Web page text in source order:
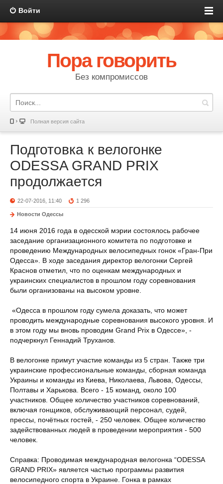
Войти
Пора говорить
Без компромиссов
Полная версия сайта
Подготовка к велогонке
ODESSA GRAND PRIX
продолжается
22-07-2016, 11:40 1 296
Новости Одессы
14 июня 2016 года в одесской мэрии состоялось рабочее
заседание организационного комитета по подготовке и
проведению Международных велосипедных гонок «Гран-При
Одесса». В ходе заседания директор велогонки Сергей
Краснов отметил, что по оценкам международных и
украинских специалистов в прошлом году соревнования
были организованы на высоком уровне.
«Одесса в прошлом году сумела доказать, что может
проводить международные соревнования высокого уровня. И
в этом году мы вновь проводим Grand Prix в Одессе», -
подчеркнул Геннадий Труханов.
В велогонке примут участие команды из 5 стран. Также три
украинские профессиональные команды, сборная команда
Украины и команды из Киева, Николаева, Львова, Одессы,
Полтавы и Харькова. Всего - 15 команд, около 100
участников. Общее количество участников соревнований,
включая гонщиков, обслуживающий персонал, судей,
прессы, почётных гостей, - 250 человек. Общее количество
задействованных людей в проведении мероприятия - 500
человек.
Справка: Проводимая международная велогонка “ODESSA
GRAND PRIX» является частью программы развития
велосипедного спорта в Украине. Гонка в рамках